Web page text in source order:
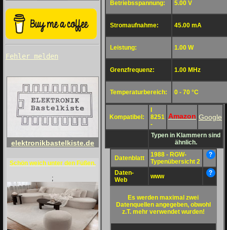
Fehler melden
elektronikbastelkiste.de
Schön weich unter den Füßen.
;
Betriebsspannung: 5.00 V
Stromaufnahme: 45.00 mA
Leistung: 1.00 W
Grenzfrequenz: 1.00 MHz
Temperaturbereich: 0 - 70 °C
Kompatibel:
8251
-
Amazon Google
Typen in Klammern sind
ähnlich.
Datenblatt
1988 - RGW-
Typenübersicht 2
?
Daten-
Web
www ?
Es werden maximal zwei
Datenquellen angegeben, obwohl
z.T. mehr verwendet wurden!